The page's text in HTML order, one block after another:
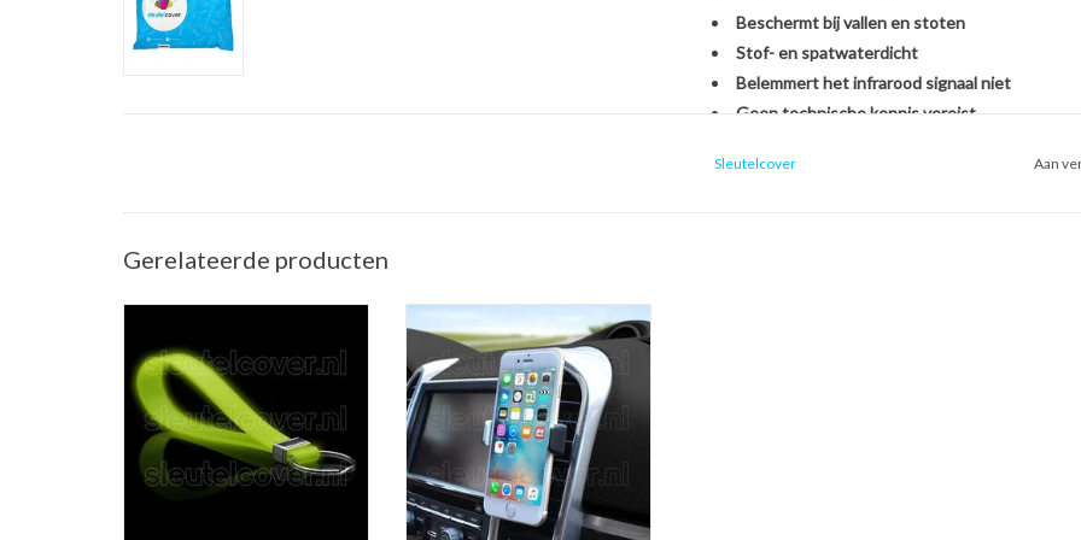
Beschermt bij vallen en stoten
Stof- en spatwaterdicht
Belemmert het infrarood signaal niet
Geen technische kennis vereist
Sleutelcover Aan
Gerelateerde producten
TOEVOEGEN AAN WINKELWAGEN
Telefoonhouder ventilatierooster
(Universele telefoon houder voor
in de auto)
TOEVOEGEN AAN WINKELWAGEN